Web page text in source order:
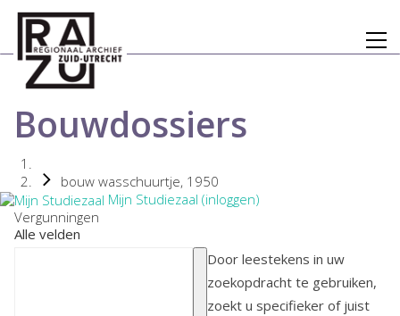
Bouwdossiers
bouw wasschuurtje, 1950
Mijn Studiezaal (inloggen)
Vergunningen
Alle velden
Door leestekens in uw
zoekopdracht te gebruiken,
zoekt u specifieker of juist